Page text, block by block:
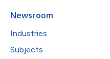
Newsroom
Industries
Subjects